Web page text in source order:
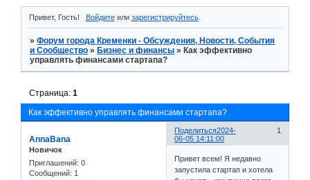
Привет, Гость! Войдитеили зарегистрируйтесь.
»Форум города Кременки - Обсуждения, Новости, События
и Сообщество »Бизнес и финансы »Как эффективно
управлять финансами стартапа?
Как эффективно управлять финансами стартапа?
Страница:1
Поделиться 1
2024-
06-05 14:11:00
AnnaBana
Новичок
Приглашений: 0
Сообщений: 1
Привет всем! Я недавно
запустила стартап и хотела